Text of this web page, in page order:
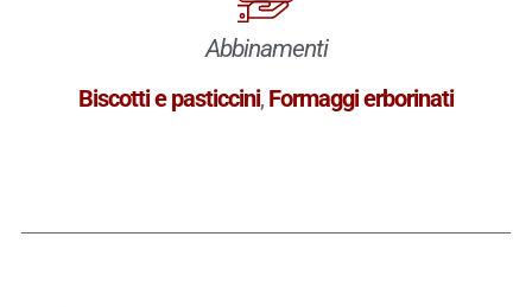
Abbinamenti
Biscotti e pasticcini, Formaggi erborinati